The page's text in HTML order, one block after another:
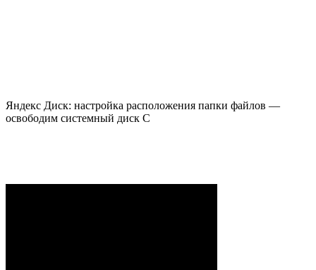
Яндекс Диск: настройка расположения папки файлов —
освободим системный диск С